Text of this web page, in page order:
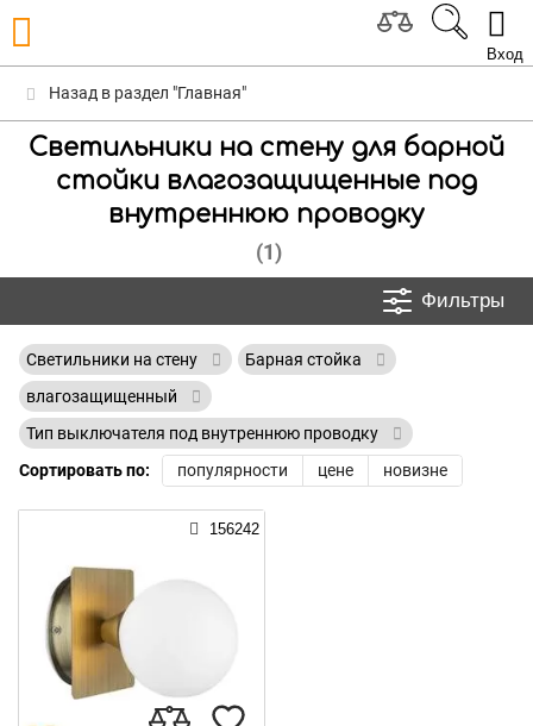
Вход
Назад в раздел "Главная"
Светильники на стену для барной
стойки влагозащищенные под
внутреннюю проводку
(1)
Фильтры
Светильники на стену
Барная стойка
влагозащищенный
Тип выключателя под внутреннюю проводку
Сортировать по:
популярности цене новизне
156242